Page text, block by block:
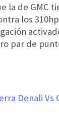
la de
los
par de
Denali Vs